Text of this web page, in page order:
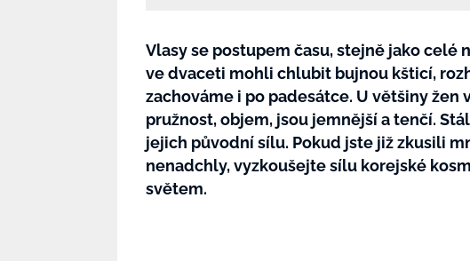
Vlasy se postupem času, stejně jako celé
ve dvaceti mohli chlubit bujnou kšticí,
zachováme i po padesátce. U většiny
pružnost, objem, jsou jemnější a tenčí.
jejich původní sílu. Pokud jste již zkusili
nenadchly, vyzkoušejte sílu korejské
světem.